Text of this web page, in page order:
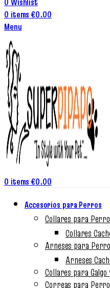
0 items €0.00
Menu
0 items €0.00
Accesorios para Perros
Collares para
Collares
Arneses para
Arneses
Collares para
Correas para